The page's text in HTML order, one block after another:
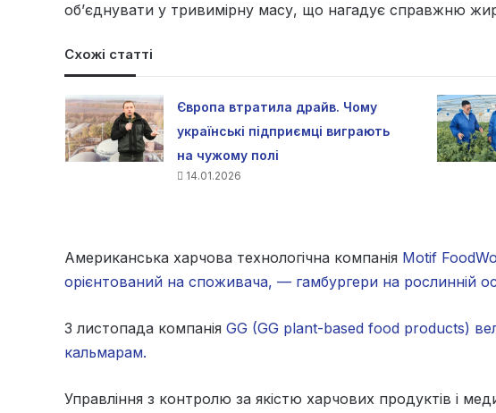
об’єднувати у тривимірну масу, що нагадує справжню
Схожі статті
Європа втратила драйв. Чому
українські підприємці виграють
на чужому полі
14.01.2026
Американська харчова технологічна компанія Motif
орієнтований на споживача, — гамбургери на рослинній
З листопада компанія GG (GG plant-based food products)
кальмарам.
Управління з контролю за якістю харчових продуктів і